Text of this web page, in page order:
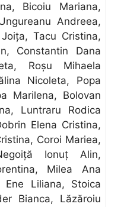
Bicoiu Mariana,
Andreea,
Tacu Cristina,
Constantin Dana
Roşu Mihaela
Nicoleta, Popa
Marilena, Bolovan
Luntraru Rodica
Elena Cristina,
Coroi Mariea,
Ionuţ Alin,
Milea Ana
Ene Liliana, Stoica
Bianca, Lăzăroiu